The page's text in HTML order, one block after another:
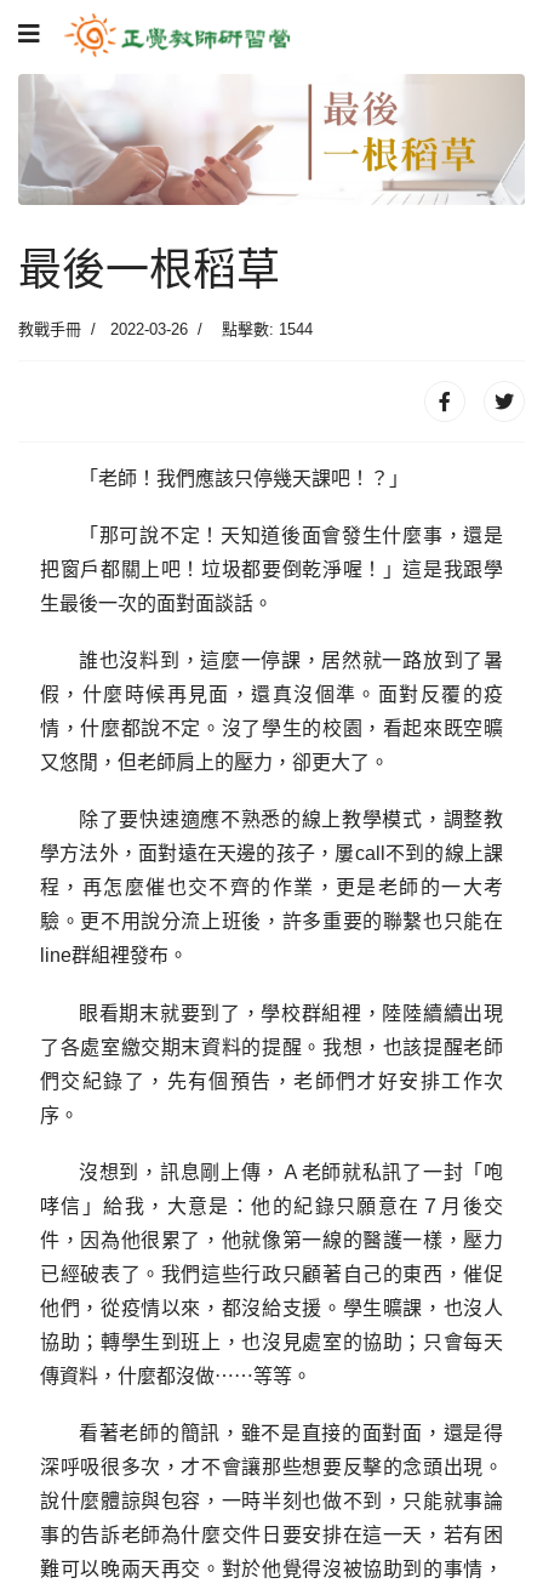
最後一根稻草
教戰手冊 2022-03-26 點擊數: 1544
「老師！我們應該只停幾天課吧！？」
「那可說不定！天知道後面會發生什麼事，還是
把窗戶都關上吧！垃圾都要倒乾淨喔！」這是我跟學
生最後一次的面對面談話。
誰也沒料到，這麼一停課，居然就一路放到了暑
假，什麼時候再見面，還真沒個準。面對反覆的疫
情，什麼都說不定。沒了學生的校園，看起來既空曠
又悠閒，但老師肩上的壓力，卻更大了。
除了要快速適應不熟悉的線上教學模式，調整教
學方法外，面對遠在天邊的孩子，屢call不到的線上課
程，再怎麼催也交不齊的作業，更是老師的一大考
驗。更不用說分流上班後，許多重要的聯繫也只能在
line群組裡發布。
眼看期末就要到了，學校群組裡，陸陸續續出現
了各處室繳交期末資料的提醒。我想，也該提醒老師
們交紀錄了，先有個預告，老師們才好安排工作次
序。
沒想到，訊息剛上傳，Ａ老師就私訊了一封「咆
哮信」給我，大意是：他的紀錄只願意在７月後交
件，因為他很累了，他就像第一線的醫護一樣，壓力
已經破表了。我們這些行政只顧著自己的東西，催促
他們，從疫情以來，都沒給支援。學生曠課，也沒人
協助；轉學生到班上，也沒見處室的協助；只會每天
傳資料，什麼都沒做⋯⋯等等。
看著老師的簡訊，雖不是直接的面對面，還是得
深呼吸很多次，才不會讓那些想要反擊的念頭出現。
說什麼體諒與包容，一時半刻也做不到，只能就事論
事的告訴老師為什麼交件日要安排在這一天，若有困
難可以晚兩天再交。對於他覺得沒被協助到的事情，